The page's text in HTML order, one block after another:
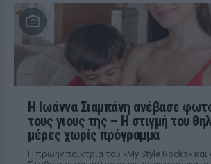
H Ιωάννα Σιαμπάνη ανέβασε
τους γιους της – Η στιγμή του
μέρες χωρίς πρόγραμμα
Η πρώην παίκτρια του «My Style Rocks» και